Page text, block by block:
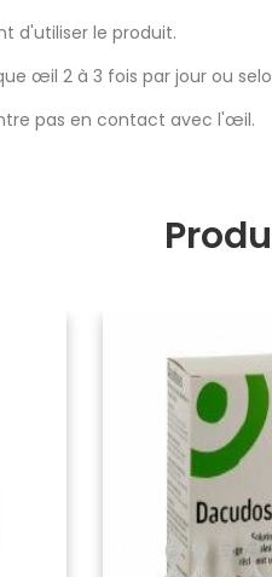
d'utiliser le produit.
œil 2 à 3 fois par jour ou
pas en contact avec l'œil.